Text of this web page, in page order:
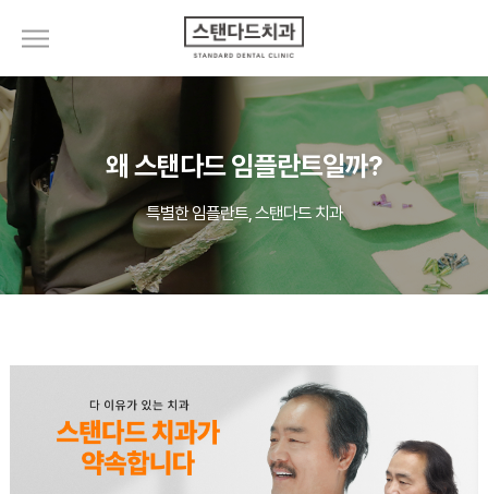
왜 스탠다드 임플란트일까?
특별한 임플란트, 스탠다드 치과